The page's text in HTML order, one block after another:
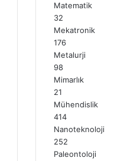
Matematik
32
Mekatronik
176
Metalurji
98
Mimarlık
21
Mühendislik
414
Nanoteknoloji
252
Paleontoloji